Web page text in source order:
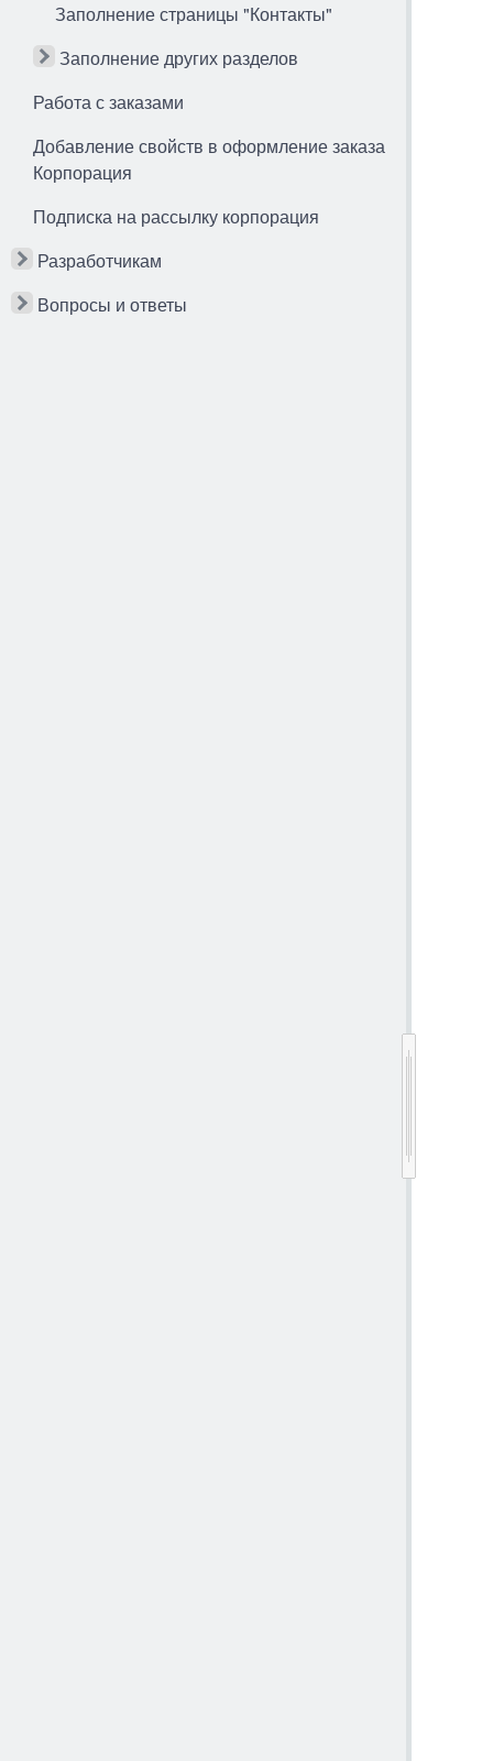
Заполнение страницы "Контакты"
Заполнение других разделов
Работа с заказами
Добавление свойств в оформление заказа
Корпорация
Подписка на рассылку корпорация
Разработчикам
Вопросы и ответы